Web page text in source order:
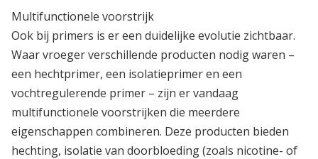
Multifunctionele voorstrijk
Ook bij primers is er een duidelijke evolutie zichtbaar.
Waar vroeger verschillende producten nodig waren –
een hechtprimer, een isolatieprimer en een
vochtregulerende primer – zijn er vandaag
multifunctionele voorstrijken die meerdere
eigenschappen combineren. Deze producten bieden
hechting, isolatie van doorbloeding (zoals nicotine- of